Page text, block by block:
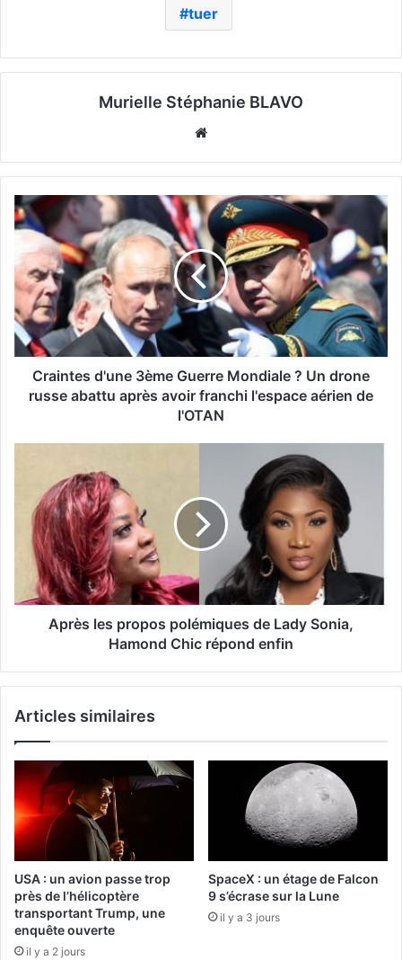
tuer
Murielle Stéphanie BLAVO
Craintes d'une 3ème Guerre Mondiale ? Un drone
russe abattu après avoir franchi l'espace aérien de
l'OTAN
Après les propos polémiques de Lady Sonia,
Hamond Chic répond enfin
Articles similaires
USA : un avion passe trop
près de l’hélicoptère
transportant Trump, une
enquête ouverte
il y a 2 jours
SpaceX : un étage de Falcon
9 s’écrase sur la Lune
il y a 3 jours